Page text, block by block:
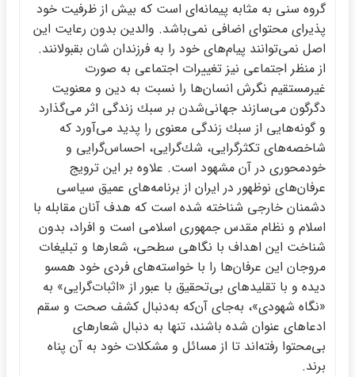
گروه سني به مثابه پيمانه‌اي است كه بيش از ظرفيت خود
پذيراي محتواي اضافي نمي‌باشد. والدين بدون رعايت اين
اصل نمي‌توانند پيام‌هاي خود را به فرزندان شان بقبولانند.
از منظر اجتماعي نيز تغييرات اجتماعي به صورت
غيرمستقيم نگرش انسان‌ها را نسبت به دين و معنويت
دگرگون مي‌سازند جهاني‌شدن بر سبك زندگي اثر مي‌گذارد
و گونه‌هايي از سبك زندگي معنوي را پديد مي‌آورد كه
شاخصه‌هاي تكثرگرايي، شك‌گرايي، احساس‌گرايي و
خودمحوري در آن مشهود است. علاوه بر اين ترويج
عرفان‌هاي نوظهور در ايران از برنامه‌هاي عميق سياسي
دشمنان خارجي شناخته شده است كه هدف آنان مقابله با
اسلام و نظام مقدس جمهوري اسلامي است و افراد، بدون
شناخت اين اهداف با نگاهي سطحي، شعارها و تبليغات
مروجان اين عرفان‌ها را با خواسته‌هاي فردي خود همسو
ديده و با تقليدهاي بي‌تحقيق با عبور از «اثبات‌گرايي» به
«نگاه شهودي»، به‌جاي آن‌كه به‌دنبال كشف صحت و سقم
ادعاهاي عنوان شده باشند، تنها به دنبال شعارهاي
بي‌محتوا رفته‌اند تا از مسائل و مشكلات خود به آن پناه
برند.